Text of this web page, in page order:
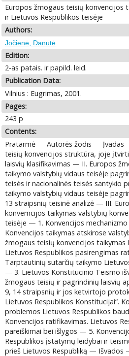
Europos žmogaus teisių konvencijos
ir Lietuvos Respublikos teisėje
Authors:
Jočienė, Danutė
Edition:
2-as patais. ir papild. leid.
Publication Data:
Vilnius : Eugrimas, 2001.
Pages:
243 p
Contents:
Pratarmė — Autorės žodis — Įvadas
teisių konvencijos struktūra, joje
laisvių klasifikavimas — II. Europos
taikymo valstybių vidaus teisėje
teisės ir nacionalinės teisės santykio
taikymo valstybių vidaus teisėje
13 straipsnių teisinė analizė — III.
konvemcijos taikymas valstybių
teisėje — 1. Konvencijos
Konvencijos taikymas atskirose
žmogaus teisių konvencijos
Lietuvos Respublikos pasirengimas
Tarptautinių sutarčių taikymo
— 3. Lietuvos Konstitucinio Teismo
žmogaus teisių ir pagrindinių laisvių
9, 14 straipsnių ir jos ketvirtojo
Lietuvos Respublikos Konstitucijai“.
problemos Lietuvos Respublikos
Konvencijos ratifikavimas. Lietuvos
pareiškimai bei išlygos — 5.
Respublikos įstatymų leidybai ir
prieš Lietuvos Respubliką — Išvados